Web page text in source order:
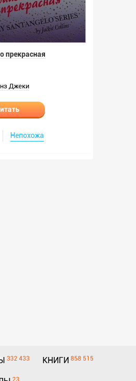
прекрасная
Джеки
Непохожа
332 433 КНИГИ 858 515
23